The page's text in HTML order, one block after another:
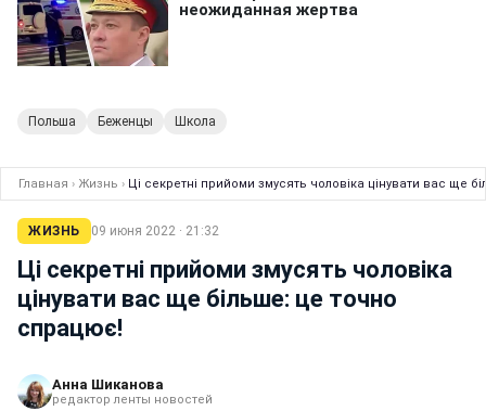
Польша Беженцы Школа
Главная › Жизнь › Ці секретні прийоми змусять чоловіка цінувати вас ще
ЖИЗНЬ 09 июня 2022 · 21:32
Ці секретні прийоми змусять чоловіка
цінувати вас ще більше: це точно
спрацює!
Анна Шиканова
редактор ленты новостей